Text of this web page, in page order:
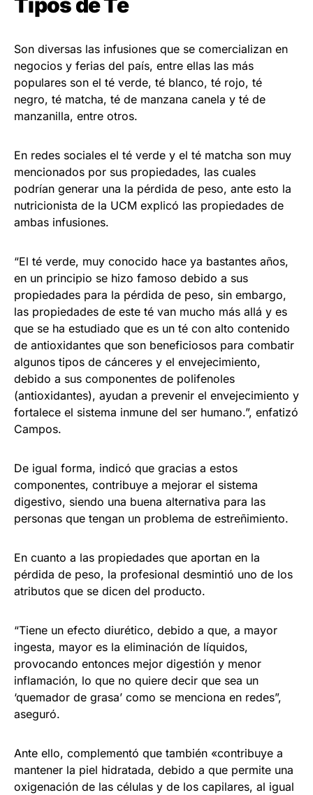
Tipos de Té
Son diversas las infusiones que se comercializan en
negocios y ferias del país, entre ellas las más
populares son el té verde, té blanco, té rojo, té
negro, té matcha, té de manzana canela y té de
manzanilla, entre otros.
En redes sociales el té verde y el té matcha son muy
mencionados por sus propiedades, las cuales
podrían generar una la pérdida de peso, ante esto la
nutricionista de la UCM explicó las propiedades de
ambas infusiones.
“El té verde, muy conocido hace ya bastantes años,
en un principio se hizo famoso debido a sus
propiedades para la pérdida de peso, sin embargo,
las propiedades de este té van mucho más allá y es
que se ha estudiado que es un té con alto contenido
de antioxidantes que son beneficiosos para combatir
algunos tipos de cánceres y el envejecimiento,
debido a sus componentes de polifenoles
(antioxidantes), ayudan a prevenir el envejecimiento y
fortalece el sistema inmune del ser humano.”, enfatizó
Campos.
De igual forma, indicó que gracias a estos
componentes, contribuye a mejorar el sistema
digestivo, siendo una buena alternativa para las
personas que tengan un problema de estreñimiento.
En cuanto a las propiedades que aportan en la
pérdida de peso, la profesional desmintió uno de los
atributos que se dicen del producto.
“Tiene un efecto diurético, debido a que, a mayor
ingesta, mayor es la eliminación de líquidos,
provocando entonces mejor digestión y menor
inflamación, lo que no quiere decir que sea un
‘quemador de grasa’ como se menciona en redes”,
aseguró.
Ante ello, complementó que también «contribuye a
mantener la piel hidratada, debido a que permite una
oxigenación de las células y de los capilares, al igual